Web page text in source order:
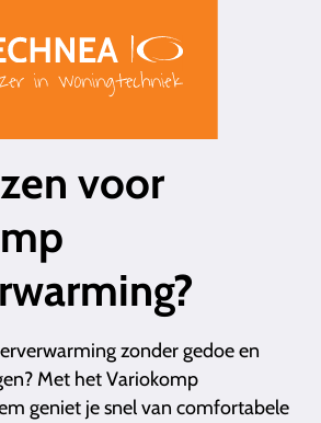
voor
zonder gedoe en
Met het Variokomp
geniet je snel van comfortabele